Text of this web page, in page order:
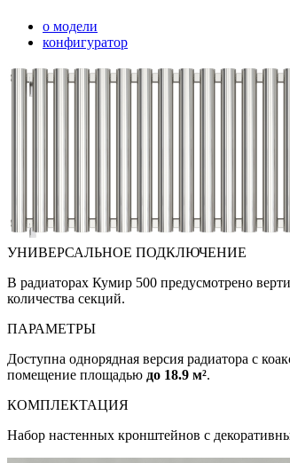
о модели
конфигуратор
УНИВЕРСАЛЬНОЕ ПОДКЛЮЧЕНИЕ
В радиаторах Кумир 500 предусмотрено
количества секций.
ПАРАМЕТРЫ
Доступна однорядная версия радиатора с
помещение площадью до 18.9 м².
КОМПЛЕКТАЦИЯ
Набор настенных кронштейнов с